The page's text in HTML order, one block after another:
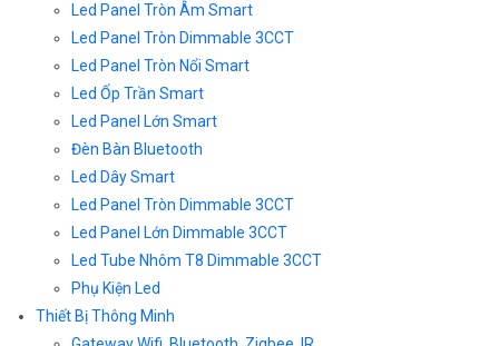
Led Panel Tròn Âm Smart
Led Panel Tròn Dimmable 3CCT
Led Panel Tròn Nổi Smart
Led Ốp Trần Smart
Led Panel Lớn Smart
Đèn Bàn Bluetooth
Led Dây Smart
Led Panel Tròn Dimmable 3CCT
Led Panel Lớn Dimmable 3CCT
Led Tube Nhôm T8 Dimmable 3CCT
Phụ Kiện Led
Thiết Bị Thông Minh